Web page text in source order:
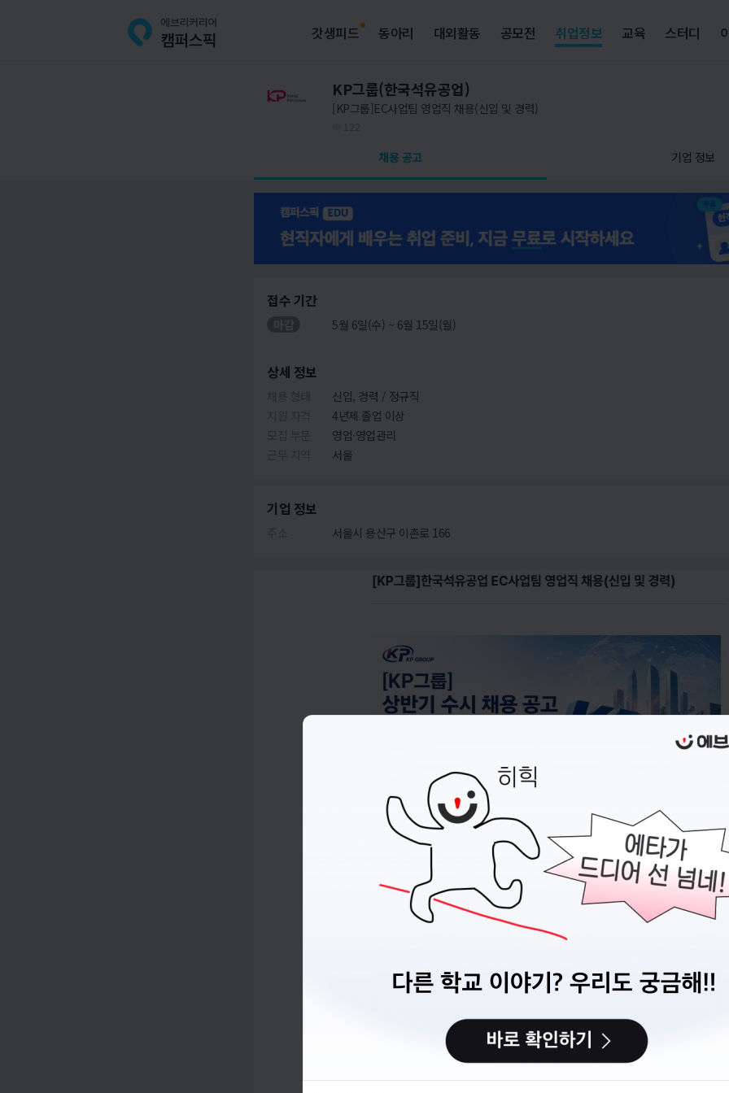
갓생피드 동아리 대외활동 공모전 취업정보 교육 스터디
KP그룹(한국석유공업)
[KP그룹]EC사업팀 영업직 채용(신입 및 경력)
채용 공고 기업 정보
접수 기간
5월 6일(수) ~ 6월 15일(월)
상세 정보
신입, 경력 / 정규직
4년제 졸업 이상
영업·영업관리
서울
기업 정보
서울시 용산구 이촌로 166
지원 전에,이력서 부터 준비하세요
캠퍼스픽에서 이력서를 만들고 관리할 수 있어요.
이력서 만들기
다음에 할게요